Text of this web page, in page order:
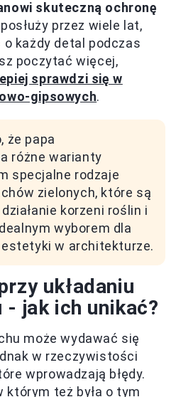
skuteczną ochronę
przez wiele lat,
każdy detal podczas
poczytać więcej,
sprawdzi się w
gipsowych.
że papa
różne warianty
specjalne rodzaje
zielonych, które są
korzeni roślin i
wyborem dla
w architekturze.
układaniu
- jak ich unikać?
może wydawać się
w rzeczywistości
wprowadzają błędy.
którym też była o tym